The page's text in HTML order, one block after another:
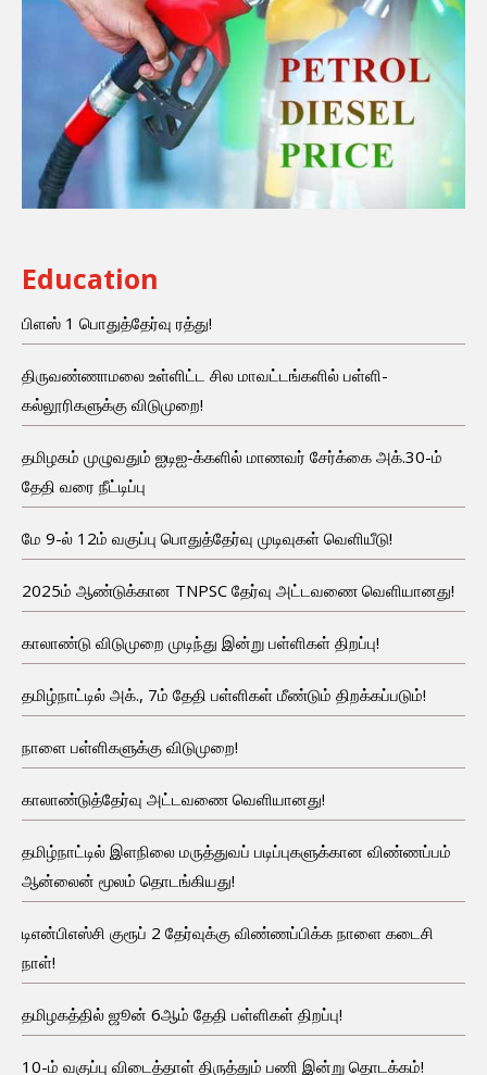
Education
பிளஸ் 1 பொதுத்தேர்வு ரத்து!
திருவண்ணாமலை உள்ளிட்ட சில மாவட்டங்களில் பள்ளி-
கல்லூரிகளுக்கு விடுமுறை!
தமிழகம் முழுவதும் ஐடிஐ-க்களில் மாணவர் சேர்க்கை அக்.30-ம்
தேதி வரை நீட்டிப்பு
மே 9-ல் 12ம் வகுப்பு பொதுத்தேர்வு முடிவுகள் வெளியீடு!
2025ம் ஆண்டுக்கான TNPSC தேர்வு அட்டவணை வெளியானது!
காலாண்டு விடுமுறை முடிந்து இன்று பள்ளிகள் திறப்பு!
தமிழ்நாட்டில் அக்., 7ம் தேதி பள்ளிகள் மீண்டும் திறக்கப்படும்!
நாளை பள்ளிகளுக்கு விடுமுறை!
காலாண்டுத்தேர்வு அட்டவணை வெளியானது!
தமிழ்நாட்டில் இளநிலை மருத்துவப் படிப்புகளுக்கான விண்ணப்பம்
ஆன்லைன் மூலம் தொடங்கியது!
டிஎன்பிஎஸ்சி குரூப் 2 தேர்வுக்கு விண்ணப்பிக்க நாளை கடைசி
நாள்!
தமிழகத்தில் ஜூன் 6ஆம் தேதி பள்ளிகள் திறப்பு!
10-ம் வகுப்பு விடைத்தாள் திருத்தும் பணி இன்று தொடக்கம்!